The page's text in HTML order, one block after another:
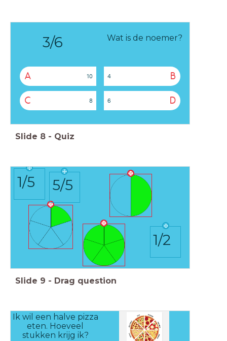
Wat is de noemer?
3/6
A 10 B
4
C 8 D
6
Slide 8 - Quiz
1/2
5/5
1/5
Slide 9 - Drag question
Ik wil een halve pizza
eten. Hoeveel
stukken krijg ik?